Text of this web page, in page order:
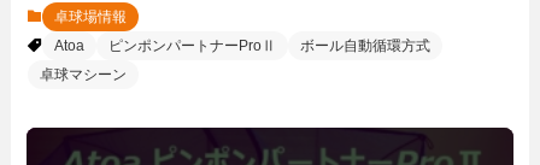
卓球場情報
Atoa
ピンポンパートナーProⅡ
ボール自動循環方式
卓球マシーン